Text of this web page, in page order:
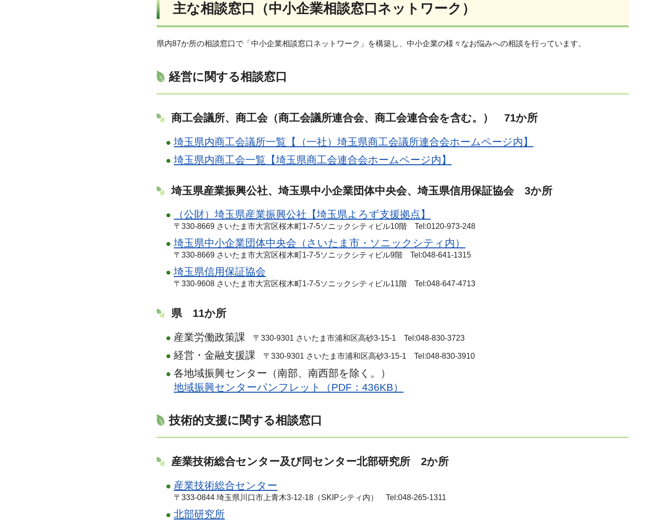
主な相談窓口（中小企業相談窓口ネットワーク）
県内87か所の相談窓口で「中小企業相談窓口ネットワーク」を構築し、中小企業の様々なお悩みへの相談を行っています。
経営に関する相談窓口
商工会議所、商工会（商工会議所連合会、商工会連合会を含む。） 71か所
埼玉県内商工会議所一覧【（一社）埼玉県商工会議所連合会ホームページ内】
埼玉県内商工会一覧【埼玉県商工会連合会ホームページ内】
埼玉県産業振興公社、埼玉県中小企業団体中央会、埼玉県信用保証協会 3か所
（公財）埼玉県産業振興公社【埼玉県よろず支援拠点】
〒330-8669 さいたま市大宮区桜木町1-7-5ソニックシティビル10階 Tel:0120-973-248
埼玉県中小企業団体中央会（さいたま市・ソニックシティ内）
〒330-8669 さいたま市大宮区桜木町1-7-5ソニックシティビル9階 Tel:048-641-1315
埼玉県信用保証協会
〒330-9608 さいたま市大宮区桜木町1-7-5ソニックシティビル11階 Tel:048-647-4713
県 11か所
産業労働政策課 〒330-9301 さいたま市浦和区高砂3-15-1 Tel:048-830-3723
経営・金融支援課 〒330-9301 さいたま市浦和区高砂3-15-1 Tel:048-830-3910
各地域振興センター（南部、南西部を除く。）
地域振興センターパンフレット（PDF：436KB）
技術的支援に関する相談窓口
産業技術総合センター及び同センター北部研究所 2か所
産業技術総合センター
〒333-0844 埼玉県川口市上青木3-12-18（SKIPシティ内） Tel:048-265-1311
北部研究所